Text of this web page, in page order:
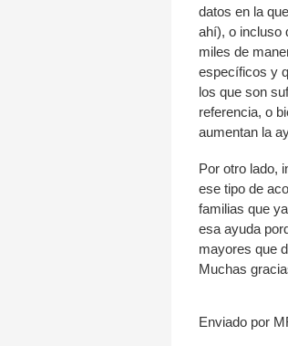
datos en la
ahí), o incluso
miles de
específicos y
los que son
referencia, o
aumentan la
Por otro lado,
ese tipo de
familias que
esa ayuda
mayores que
Muchas
Enviado por